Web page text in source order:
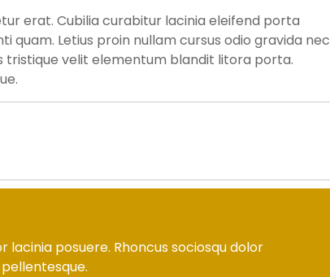
erat. Cubilia curabitur lacinia eleifend porta
quam. Letius proin nullam cursus odio gravida nec
tristique velit elementum blandit litora porta.
posuere. Rhoncus sociosqu dolor